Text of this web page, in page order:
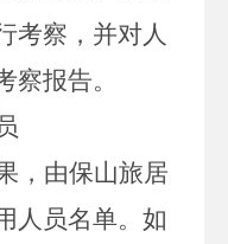
考察，并对人
察报告。
，由保山旅居
人员名单。如